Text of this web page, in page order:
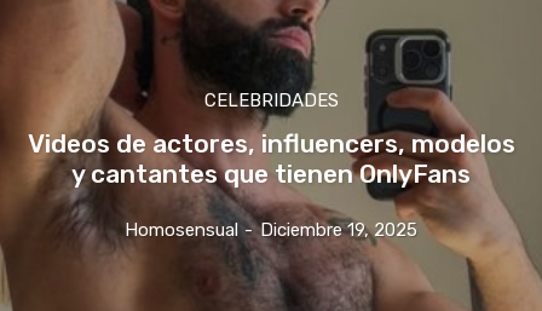
CELEBRIDADES
Videos de actores, influencers, modelos
y cantantes que tienen OnlyFans
Homosensual - Diciembre 19, 2025